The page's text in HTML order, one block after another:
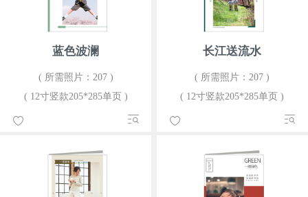
蓝色波澜
( 所需照片：207 )
( 12寸竖款205*285单页 )
长江送流水
( 所需照片：207 )
( 12寸竖款205*285单页 )